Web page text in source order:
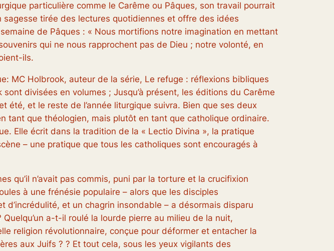
particulière comme le Carême ou Pâques, son travail pourrait
sagesse tirée des lectures quotidiennes et offre des idées
de Pâques : « Nous mortifions notre imagination en mettant
qui ne nous rapprochent pas de Dieu ; notre volonté, en
ils.
MC Holbrook, auteur de la série, Le refuge : réflexions bibliques
divisées en volumes ; Jusqu’à présent, les éditions du Carême
été, et le reste de l’année liturgique suivra. Bien que ses deux
tant que théologien, mais plutôt en tant que catholique ordinaire.
Elle écrit dans la tradition de la « Lectio Divina », la pratique
– une pratique que tous les catholiques sont encouragés à
qu’il n’avait pas commis, puni par la torture et la crucifixion
à une frénésie populaire – alors que les disciples
et un chagrin insondable – a désormais disparu
a-t-il roulé la lourde pierre au milieu de la nuit,
religion révolutionnaire, conçue pour déformer et entacher la
aux Juifs ? ? Et tout cela, sous les yeux vigilants des